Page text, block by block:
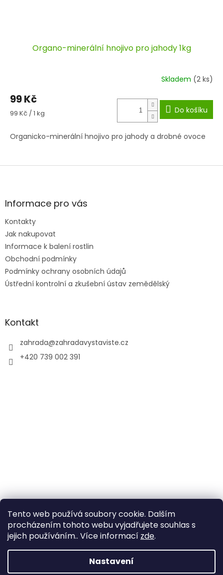
Tento web používá soubory cookie. Dalším
procházením tohoto webu vyjadřujete souhlas s
jejich používáním.. Více informací zde.
Nastavení
Organo-minerální hnojivo pro jahody 1kg
Skladem (2 ks)
99 Kč
Měrná
99 Kč / 1 kg Do košíku
Organicko-minerální hnojivo pro jahody a drobné ovoce
Z
aInformace pro vás
Kontakty
Jak nakupovat
Informace k balení rostlin
Obchodní podmínky
Podmínky ochrany osobních údajů
Ústřední kontrolní a zkušební ústav zemědělský
Kontakt
zahrada@zahradavystaviste.cz
+420 739 002 391